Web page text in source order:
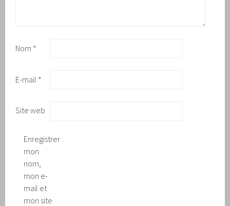
Nom *
E-mail *
Site web
Enregistrer
mon
nom,
mon e-
mail et
mon site